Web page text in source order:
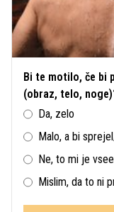
Bi te motilo, če bi
(obraz, telo,
Da, zelo
Malo, a bi
Ne, to mi je
Mislim, da to ni